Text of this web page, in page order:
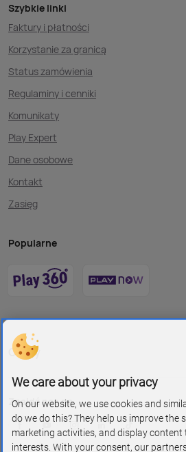
Szybkie linki
Faktury i płatności
Korzystanie za granicą
Status zamówienia
Regulaminy i cenniki
Komunikaty
Play Expert
Dane osobowe
Kontakt
Zasięg
Popularne
O Play
Znajdź nas na
We care about your privacy
On our website, we use cookies and
do we do this? They help us improve the
marketing activities, and display content
interests. With your consent, our